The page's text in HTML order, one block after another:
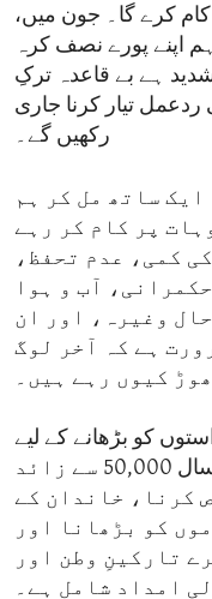
کرے گا۔ جون میں،
اپنے پورے نصف کرہ
ہے بے قاعدہ ترکِ
تیار کرنا جاری
رکھیں گے۔
ساتھ مل کر ہم
پر کام کر رہے
کمی، عدم تحفظ،
آب و ہوا
وغیرہ، اور ان
ہے کہ آخر لوگ
کیوں رہے ہیں۔
کو بڑھانے کے لیے
بھی کام کر رہا ہے جس میں اس سال 50,000 سے زائد
کرنا، خاندان کے
کو بڑھانا اور
تارکینِ وطن اور
امداد شامل ہے۔